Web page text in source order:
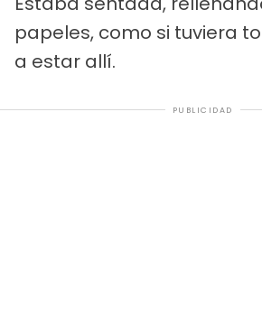
papeles, como si tuviera
a estar allí.
PUBLICIDAD